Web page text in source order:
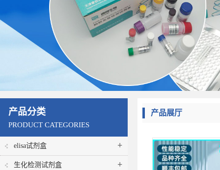
产品分类
PRODUCT CATEGORIES
elisa试剂盒 +
生化检测试剂盒 +
产品展厅